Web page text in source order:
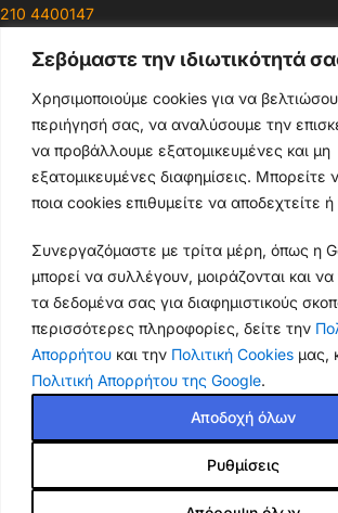
Σεβόμαστε την ιδιωτικότητά
Χρησιμοποιούμε cookies για να
περιήγησή σας, να αναλύσουμε την
να προβάλλουμε εξατομικευμένες και μη
εξατομικευμένες διαφημίσεις. Μπορείτε
ποια cookies επιθυμείτε να αποδεχτείτε
Συνεργαζόμαστε με τρίτα μέρη, όπως η
μπορεί να συλλέγουν, μοιράζονται και να
τα δεδομένα σας για διαφημιστικούς
περισσότερες πληροφορίες, δείτε την
Απορρήτου και την Πολιτική Cookies μας,
Πολιτική Απορρήτου της Google.
Ρυθμίσεις
Αποδοχή όλων
Τα καταστήματά μας θα παραμείνουν
210 4400147
Ωράρια & Διευθύνσεις →
210 4929089
Κεντρικό τηλέφωνο
info@thikishop.gr
Δευ - Σάβ: 10:00 - 21:00
ΔΩΡΕΑΝ ΑΠΟΣΤΟΛΗ
για παραγγελίες άνω των 35€
Copyright 2025 Powered by ThikiShop.
Θήκη TCL 40 SE BINFEN